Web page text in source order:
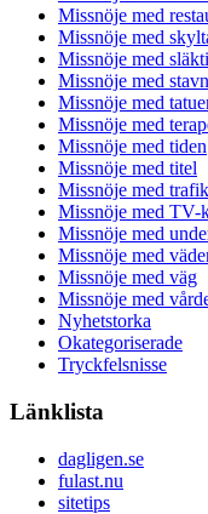
Missnöje med
Missnöje med
Missnöje med
Missnöje med
Missnöje med
Missnöje med
Missnöje med tiden
Missnöje med titel
Missnöje med trafik
Missnöje med TV-
Missnöje med
Missnöje med
Missnöje med väg
Missnöje med
Nyhetstorka
Okategoriserade
Tryckfelsnisse
Länklista
dagligen.se
fulast.nu
sitetips